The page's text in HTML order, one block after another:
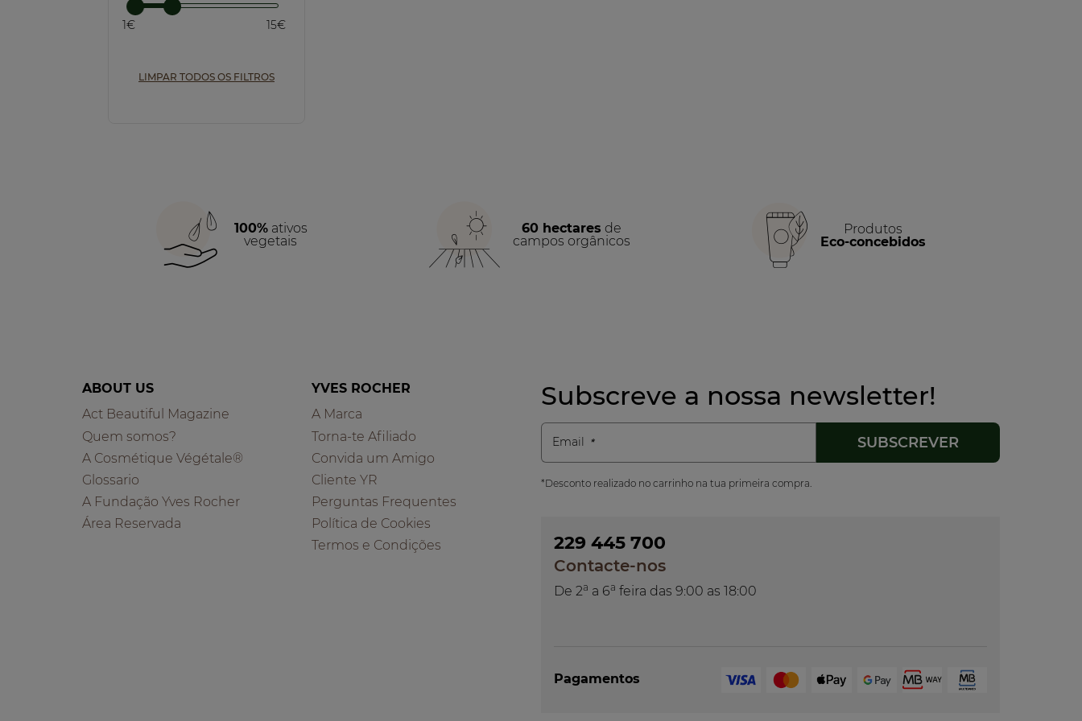
1€ 15€
LIMPAR TODOS OS FILTROS
100%ativos
vegetais
60 hectares de
campos orgânicos
Produtos
Eco-concebidos
ABOUT US
Act Beautiful Magazine
Quem somos?
A Cosmétique Végétale®
Glossario
A Fundação Yves Rocher
Área Reservada
YVES ROCHER
A Marca
Torna-te Afiliado
Convida um Amigo
Cliente YR
Perguntas Frequentes
Política de Cookies
Termos e Condições
Subscreve a nossa newsletter!
Email
*Desconto realizado no carrinho na tua primeira compra.
229 445 700
Contacte-nos
De 2a a 6a feira das 9:00 as 18:00
Pagamentos